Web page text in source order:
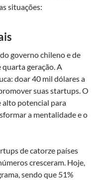
situações:
governo chileno e de
geração. A
doar 40 mil dólares a
suas startups. O
alto potencial para
a mentalidade e o
de catorze países
cresceram. Hoje,
sendo que 51%